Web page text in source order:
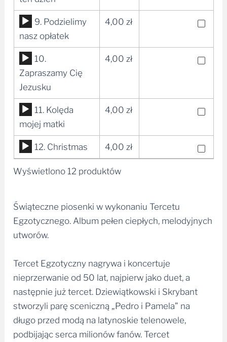
dźwiękowych
Odtwarzacz
plików
dźwiękowych
9. Podzielimy
nasz opłatek
4,00 zł
Odtwarzacz
plików
dźwiękowych
10.
Zapraszamy Cię
Jezusku
4,00 zł
Odtwarzacz
plików
dźwiękowych
11. Kolęda
mojej matki
4,00 zł
Odtwarzacz
plików
dźwiękowych
12. Christmas 4,00 zł
Wyświetlono 12 produktów
Świąteczne piosenki w wykonaniu Tercetu
Egzotycznego. Album pełen ciepłych, melodyjnych
utworów.
Tercet Egzotyczny nagrywa i koncertuje
nieprzerwanie od 50 lat, najpierw jako duet, a
następnie już tercet. Dziewiątkowski i Skrybant
stworzyli parę sceniczną „Pedro i Pamela” na
długo przed modą na latynoskie telenowele,
podbijając serca milionów fanów. Tercet